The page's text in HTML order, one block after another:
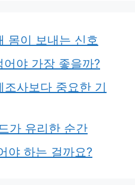
몸이 보내는 신호
야 가장 좋을까?
사보다 중요한 기
가 유리한 순간
야 하는 걸까요?